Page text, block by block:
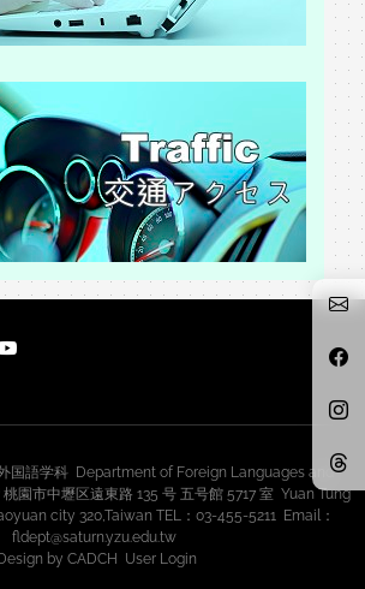
国語学科 Department of Foreign Languages and
園市中壢区遠東路 135 号 五号館 5717 室 Yuan Tung
city 320,Taiwan TEL：03-455-5211 Email：
fldept@saturn.yzu.edu.tw
by CADCH User Login